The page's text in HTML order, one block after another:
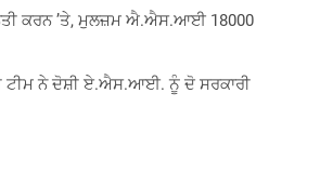
ਕਰਨ ’ਤੇ, ਮੁਲਜ਼ਮ ਐ.ਐਸ.ਆਈ 18000
ਟੀਮ ਨੇ ਦੋਸ਼ੀ ਏ.ਐਸ.ਆਈ. ਨੂੰ ਦੋ ਸਰਕਾਰੀ